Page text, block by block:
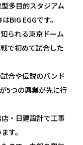
多目的スタジアム
BIG EGGです。
られる東京ドーム
で初めて試合した
合や伝説のバンド
5つの興業が先に行
・日建設計で工事
す。